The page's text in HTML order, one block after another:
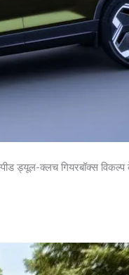
ड्यूल-क्लच गियरबॉक्स विकल्प